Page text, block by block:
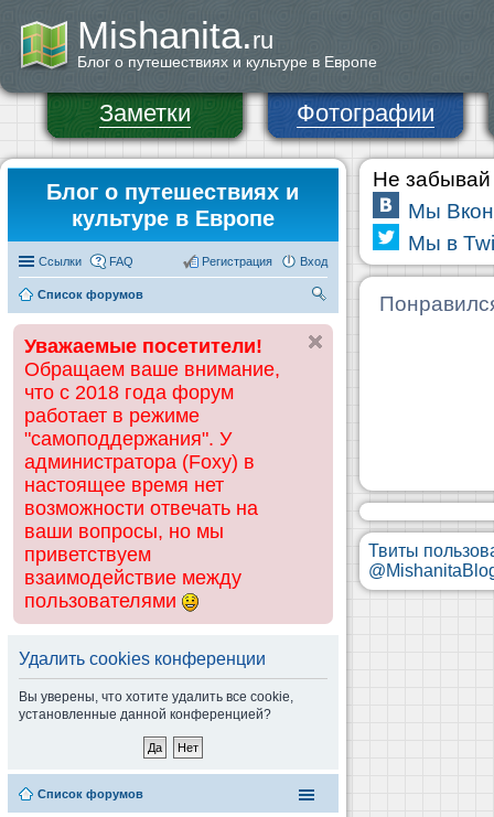
Mishanita.ru
Блог о путешествиях и культуре в Европе
Заметки Фотографии
Блог о путешествиях и
культуре в Европе
Ссылки FAQ Вход
Регистрация
Список форумов
ск
Уважаемые посетители!
Обращаем ваше внимание,
что с 2018 года форум
работает в режиме
"самоподдержания". У
администратора (Foxy) в
настоящее время нет
возможности отвечать на
ваши вопросы, но мы
приветствуем
взаимодействие между
пользователями
Удалить cookies конференции
Вы уверены, что хотите удалить все cookie,
установленные данной конференцией?
Список форумов
Не забывай
Мы
Мы в
Твиты